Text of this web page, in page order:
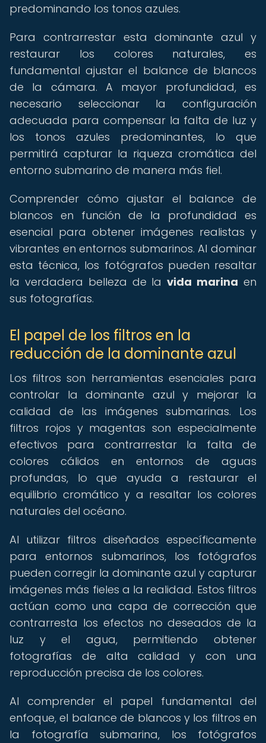
predominando los tonos azules.
Para contrarrestar esta dominante azul y
restaurar los colores naturales, es
fundamental ajustar el balance de blancos
de la cámara. A mayor profundidad, es
necesario seleccionar la configuración
adecuada para compensar la falta de luz y
los tonos azules predominantes, lo que
permitirá capturar la riqueza cromática del
entorno submarino de manera más fiel.
Comprender cómo ajustar el balance de
blancos en función de la profundidad es
esencial para obtener imágenes realistas y
vibrantes en entornos submarinos. Al dominar
esta técnica, los fotógrafos pueden resaltar
la verdadera belleza de lavida marina en
sus fotografías.
El papel de los filtros en la
reducción de la dominante azul
Los filtros son herramientas esenciales para
controlar la dominante azul y mejorar la
calidad de las imágenes submarinas. Los
filtros rojos y magentas son especialmente
efectivos para contrarrestar la falta de
colores cálidos en entornos de aguas
profundas, lo que ayuda a restaurar el
equilibrio cromático y a resaltar los colores
naturales del océano.
Al utilizar filtros diseñados específicamente
para entornos submarinos, los fotógrafos
pueden corregir la dominante azul y capturar
imágenes más fieles a la realidad. Estos filtros
actúan como una capa de corrección que
contrarresta los efectos no deseados de la
luz y el agua, permitiendo obtener
fotografías de alta calidad y con una
reproducción precisa de los colores.
Al comprender el papel fundamental del
enfoque, el balance de blancos y los filtros en
la fotografía submarina, los fotógrafos